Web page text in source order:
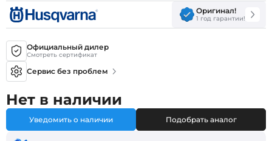
Оригинал!
1 год гарантии!
Официальный дилер
Смотреть сертификат
Сервис без проблем
Нет в наличии
Уведомить о наличии Подобрать аналог